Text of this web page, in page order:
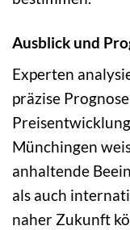
Ausblick und
Experten
präzise
Münchingen
anhaltende
als auch
naher Zukunft